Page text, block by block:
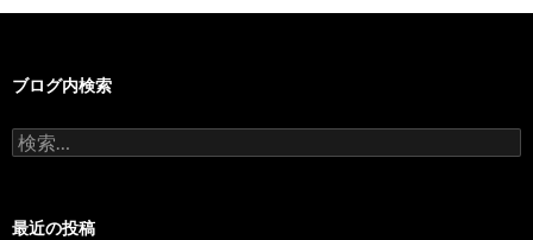
ブログ内検索
検
索:
最近の投稿